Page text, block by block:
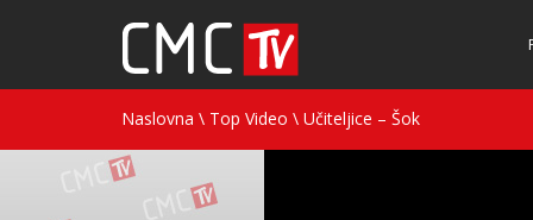
Naslovna \ Top Video \ Učiteljice – Šok